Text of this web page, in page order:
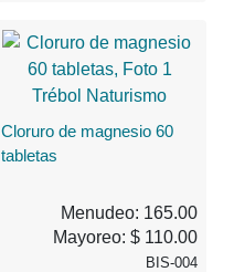
Cloruro de magnesio 60
tabletas
Menudeo: 165.00
Mayoreo: $ 110.00
BIS-004